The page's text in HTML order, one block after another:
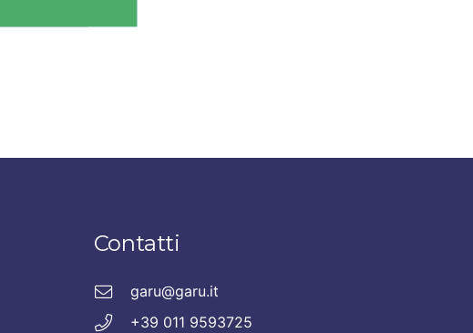
Contatti
garu@garu.it
+39 011 9593725